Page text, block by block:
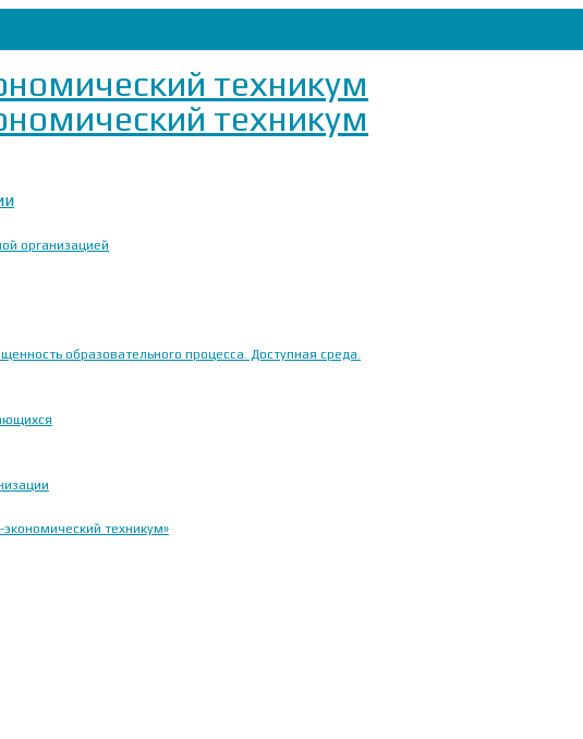
организацией
образовательного процесса. Доступная среда.
техникум»